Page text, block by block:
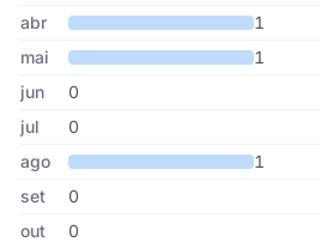
abr
1
mai
1
jun
0
jul
0
ago
1
set
0
out
0